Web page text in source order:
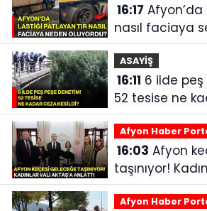
16:17
nasıl faciaya
ASAYİŞ
16:11
52 tesise ne
kesildi?
Afyon Haber
16:03
taşınıyor!
Afyon Haber